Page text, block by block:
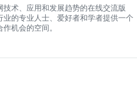
术、应用和发展趋势的在线交流版
的专业人士、爱好者和学者提供一个
机会的空间。